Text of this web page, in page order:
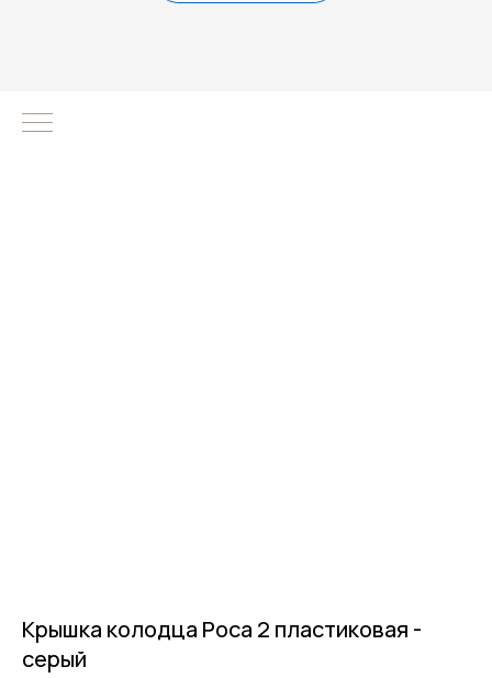
Крышка колодца Роса 2 пластиковая -
серый